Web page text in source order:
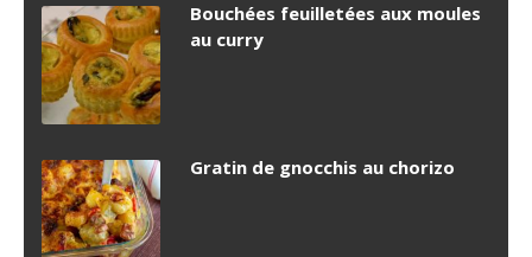
Bouchées feuilletées aux moules
au curry
Gratin de gnocchis au chorizo